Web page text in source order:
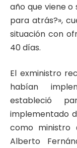
año que viene o
para atrás?»,
situación con
40 días.
El exministro
habían
estableció
implementado
como ministro
Alberto